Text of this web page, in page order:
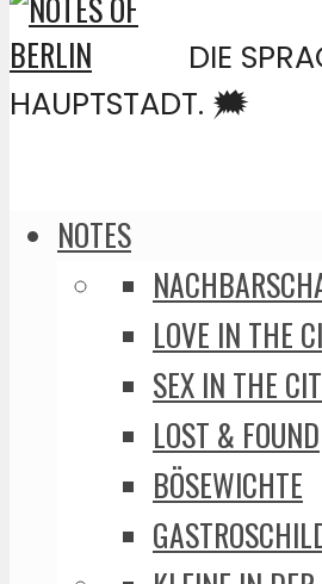
DIE
HAUPTSTADT. 🗯️
NOTES
LOVE IN THE
SEX IN THE
LOST & FOUND
BÖSEWICHTE